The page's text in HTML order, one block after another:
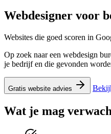
Webdesigner voor
Websites die goed scoren in
Op zoek naar een webdesign
je bedrijf en die gevonden
Gratis website advies
Wat je mag